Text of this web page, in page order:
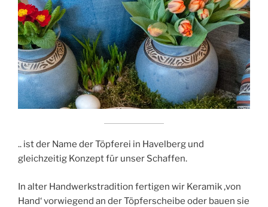
.. ist der Name der Töpferei in Havelberg und
gleichzeitig Konzept für unser Schaffen.
In alter Handwerkstradition fertigen wir Keramik ‚von
Hand‘ vorwiegend an der Töpferscheibe oder bauen sie